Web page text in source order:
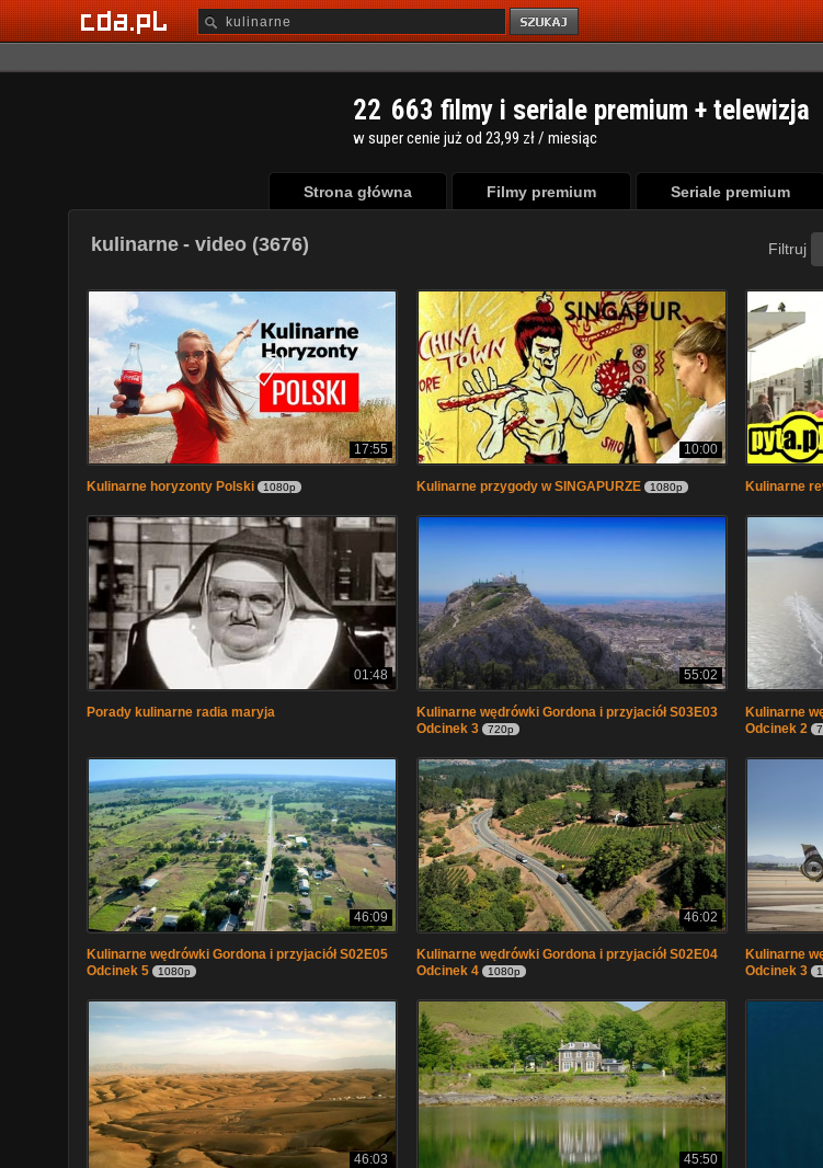
22 663 filmy i seriale premium + telewizja
w super cenie już od 23,99 zł / miesiąc
Strona główna Filmy premium Seriale premium
kulinarne - video (3676) Filtruj
17:55
Kulinarne horyzonty Polski 1080p
10:00
Kulinarne przygody w SINGAPURZE 1080p Kulinarne
01:48
Porady kulinarne radia maryja
55:02
Kulinarne wędrówki Gordona i przyjaciół S03E03
Odcinek 3
720p
Kulinarne
Odcinek 2
46:09
Kulinarne wędrówki Gordona i przyjaciół S02E05
Odcinek 5
1080p
46:02
Kulinarne wędrówki Gordona i przyjaciół S02E04
Odcinek 4
1080p
Kulinarne
Odcinek 3
46:03 45:50